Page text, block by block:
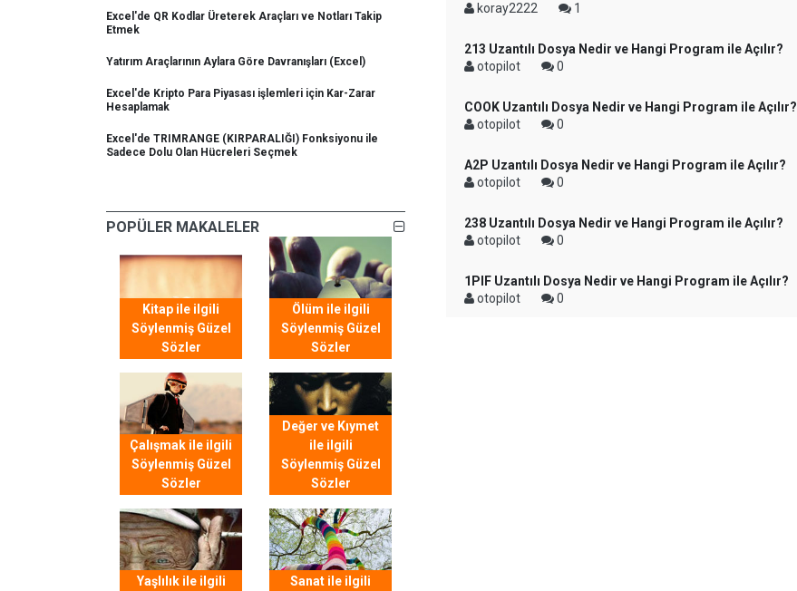
Excel'de QR Kodlar Üreterek Araçları ve Notları Takip
Etmek
Yatırım Araçlarının Aylara Göre Davranışları (Excel)
Excel'de Kripto Para Piyasası işlemleri için Kar-Zarar
Hesaplamak
Excel'de TRIMRANGE (KIRPARALIĞI) Fonksiyonu ile
Sadece Dolu Olan Hücreleri Seçmek
POPÜLER MAKALELER
Kitap ile ilgili
Söylenmiş Güzel
Sözler
Ölüm ile ilgili
Söylenmiş Güzel
Sözler
Çalışmak ile ilgili
Söylenmiş Güzel
Sözler
Değer ve Kıymet
ile ilgili
Söylenmiş Güzel
Sözler
Yaşlılık ile ilgili
Sanat ile ilgili
koray2222
1
213 Uzantılı Dosya Nedir ve Hangi Program ile Açılır?
otopilot
0
COOK Uzantılı Dosya Nedir ve Hangi Program ile Açılır?
otopilot
0
A2P Uzantılı Dosya Nedir ve Hangi Program ile Açılır?
otopilot
0
238 Uzantılı Dosya Nedir ve Hangi Program ile Açılır?
otopilot
0
1PIF Uzantılı Dosya Nedir ve Hangi Program ile Açılır?
otopilot
0